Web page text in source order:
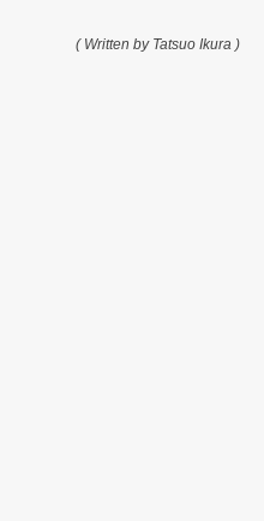
( Written by Tatsuo Ikura )